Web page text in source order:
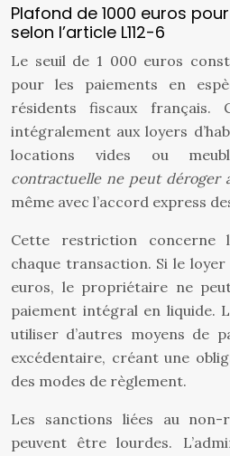
Plafond de 1000 euros
selon l’article L112-6
Le seuil de 1 000 euros
pour les paiements en
résidents fiscaux français.
intégralement aux loyers
locations vides ou
contractuelle ne peut déroger
même avec l’accord express
Cette restriction concerne
chaque transaction. Si le loyer
euros, le propriétaire ne
paiement intégral en liquide.
utiliser d’autres moyens de
excédentaire, créant une
des modes de règlement.
Les sanctions liées au
peuvent être lourdes.